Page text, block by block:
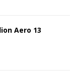
Aero 13